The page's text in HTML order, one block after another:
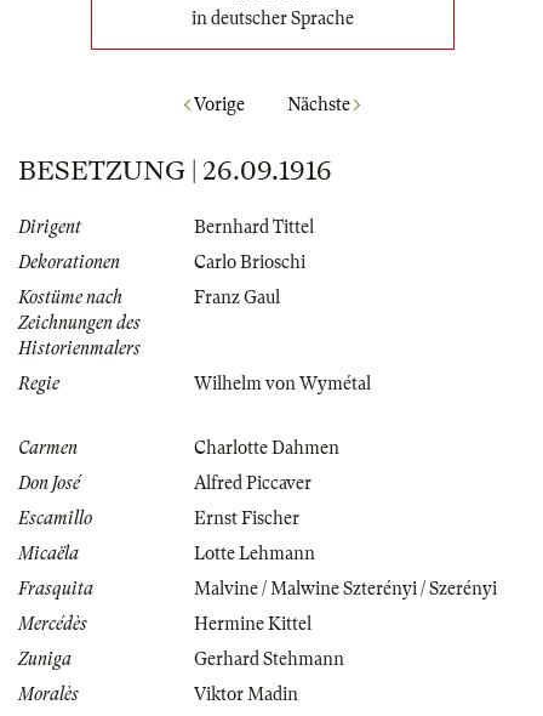
in deutscher Sprache
Vorige Nächste
BESETZUNG | 26.09.1916
Dirigent
Bernhard Tittel
Dekorationen
Carlo Brioschi
Kostüme nach
Zeichnungen des
Historienmalers
Franz Gaul
Regie Wilhelm von Wymétal
Carmen
Charlotte Dahmen
Don José
Alfred Piccaver
Escamillo
Ernst Fischer
Micaëla
Lotte Lehmann
Frasquita
Malvine / Malwine Szterényi / Szerényi
Mercédès
Hermine Kittel
Zuniga
Gerhard Stehmann
Moralès
Viktor Madin